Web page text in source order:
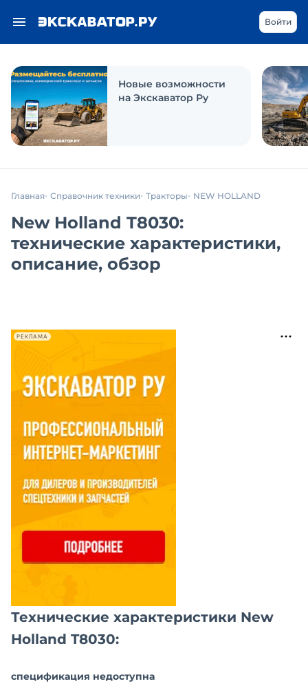
Войти
Новые возможности
на Экскаватор Ру
Главная Справочник техники Тракторы NEW HOLLAND
New Holland T8030:
технические характеристики,
описание, обзор
РЕКЛАМА
Технические характеристики New
Holland T8030:
спецификация недоступна